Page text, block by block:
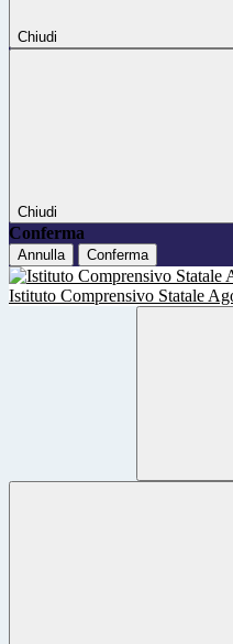
Chiudi
Chiudi
Conferma
Annulla Conferma
Istituto Comprensivo Statale